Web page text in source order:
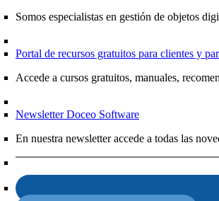
Somos especialistas en gestión de objetos
Portal de recursos gratuitos para clientes y
Accede a cursos gratuitos, manuales,
Newsletter Doceo Software
En nuestra newsletter accede a todas las